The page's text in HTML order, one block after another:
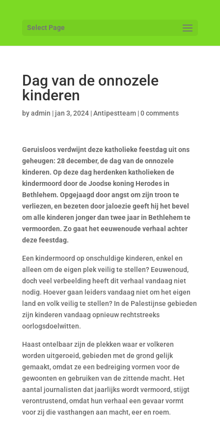
Select Page
Dag van de onnozele
kinderen
byadmin | jan 3, 2024|Antipestteam|0 comments
Geruisloos verdwijnt deze katholieke feestdag uit ons
geheugen: 28 december, de dag van de onnozele
kinderen. Op deze dag herdenken katholieken de
kindermoord door de Joodse koning Herodes in
Bethlehem. Opgejaagd door angst om zijn troon te
verliezen, en bezeten door jaloezie geeft hij het bevel
om alle kinderen jonger dan twee jaar in Bethlehem te
vermoorden. Zo gaat het eeuwenoude verhaal achter
deze feestdag.
Een kindermoord op onschuldige kinderen, enkel en
alleen om de eigen plek veilig te stellen? Eeuwenoud,
doch veel verbeelding heeft dit verhaal vandaag niet
nodig. Hoever gaan leiders vandaag niet om het eigen
land en volk veilig te stellen? In de Palestijnse gebieden
zijn kinderen vandaag opnieuw rechtstreeks
oorlogsdoelwitten.
Haast ontelbaar zijn de plekken waar er volkeren
worden uitgeroeid, gebieden met de grond gelijk
gemaakt, omdat ze een bedreiging vormen voor de
gewoonten en gebruiken van de zittende macht. Het
aantal journalisten dat jaarlijks wordt vermoord, stijgt
verontrustend, omdat hun verhaal een gevaar vormt
voor zij die vasthangen aan macht, eer en roem.